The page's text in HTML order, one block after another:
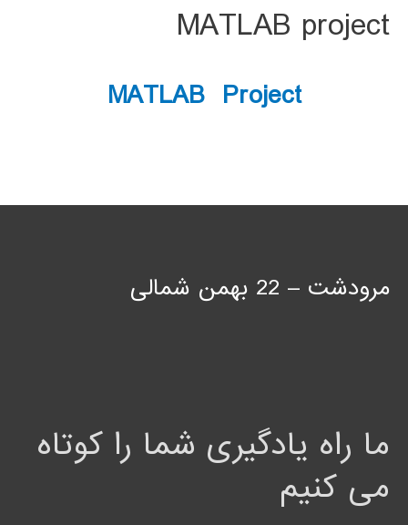
MATLAB project
MATLAB Project
مرودشت – 22 بهمن شمالی
ما راه یادگیری شما را کوتاه
می کنیم